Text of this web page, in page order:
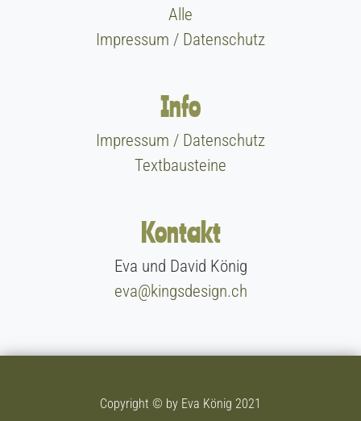
Alle
Impressum / Datenschutz
Info
Impressum / Datenschutz
Textbausteine
Kontakt
Eva und David König
eva@kingsdesign.ch
Copyright © by Eva König 2021